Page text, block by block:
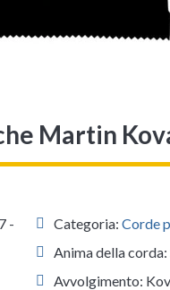
Martin
-
Categoria:Corde
Anima della
Avvolgimento: